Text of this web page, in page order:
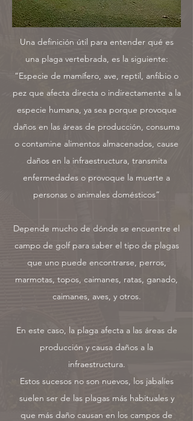
Una definición útil para entender qué es
una plaga vertebrada, es la siguiente:
“Especie de mamífero, ave, reptil, anfibio o
pez que afecta directa o indirectamente a la
especie humana, ya sea porque provoque
daños en las áreas de producción, consuma
o contamine alimentos almacenados, cause
daños en la infraestructura, transmita
enfermedades o provoque la muerte a
personas o animales domésticos”
Depende mucho de dónde se encuentre el
campo de golf para saber el tipo de plagas
que uno puede encontrarse, perros,
marmotas, topos, caimanes, ratas, ganado,
caimanes, aves, y otros.
En este caso, la plaga afecta a las áreas de
producción y causa daños a la
infraestructura.
Estos sucesos no son nuevos, los jabalíes
suelen ser de las plagas más habituales y
que más daño causan en los campos de